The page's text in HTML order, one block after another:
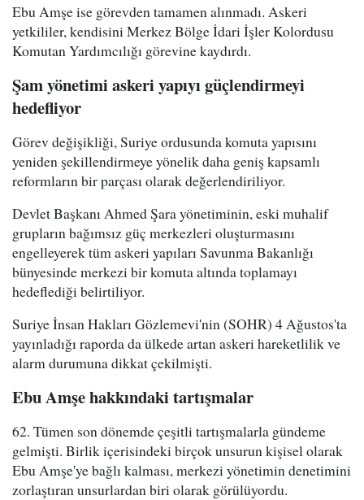
Ebu Amşe ise görevden tamamen alınmadı. Askeri
yetkililer, kendisini Merkez Bölge İdari İşler Kolordusu
Komutan Yardımcılığı görevine kaydırdı.
Şam yönetimi askeri yapıyı güçlendirmeyi
hedefliyor
Görev değişikliği, Suriye ordusunda komuta yapısını
yeniden şekillendirmeye yönelik daha geniş kapsamlı
reformların bir parçası olarak değerlendiriliyor.
Devlet Başkanı Ahmed Şara yönetiminin, eski muhalif
grupların bağımsız güç merkezleri oluşturmasını
engelleyerek tüm askeri yapıları Savunma Bakanlığı
bünyesinde merkezi bir komuta altında toplamayı
hedeflediği belirtiliyor.
Suriye İnsan Hakları Gözlemevi'nin (SOHR) 4 Ağustos'ta
yayınladığı raporda da ülkede artan askeri hareketlilik ve
alarm durumuna dikkat çekilmişti.
Ebu Amşe hakkındaki tartışmalar
62. Tümen son dönemde çeşitli tartışmalarla gündeme
gelmişti. Birlik içerisindeki birçok unsurun kişisel olarak
Ebu Amşe'ye bağlı kalması, merkezi yönetimin denetimini
zorlaştıran unsurlardan biri olarak görülüyordu.